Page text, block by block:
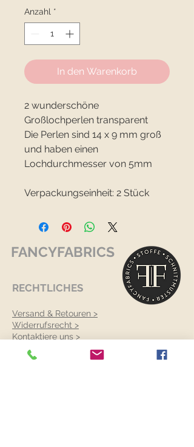
Anzahl *
In den Warenkorb
2 wunderschöne
Großlochperlen transparent
Die Perlen sind 14 x 9 mm groß
und haben einen
Lochdurchmesser von 5mm
Verpackungseinheit: 2 Stück
FANCYFABRICS
RECHTLICHES
Versand & Retouren >
Widerrufsrecht >
Kontaktiere uns >
Über uns >
AGB >